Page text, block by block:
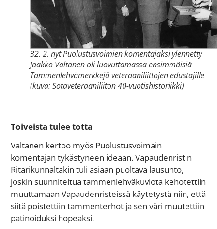
32. 2. nyt Puolustusvoimien komentajaksi ylennetty
Jaakko Valtanen oli luovuttamassa ensimmäisiä
Tammenlehvämerkkejä veteraaniliittojen edustajille
(kuva: Sotaveteraaniliiton 40-vuotishistoriikki)
Toiveista tulee totta
Valtanen kertoo myös Puolustusvoimain
komentajan tykästyneen ideaan. Vapaudenristin
Ritarikunnaltakin tuli asiaan puoltava lausunto,
joskin suunniteltua tammenlehväkuviota kehotettiin
muuttamaan Vapaudenristeissä käytetystä niin, että
siitä poistettiin tammenterhot ja sen väri muutettiin
patinoiduksi hopeaksi.